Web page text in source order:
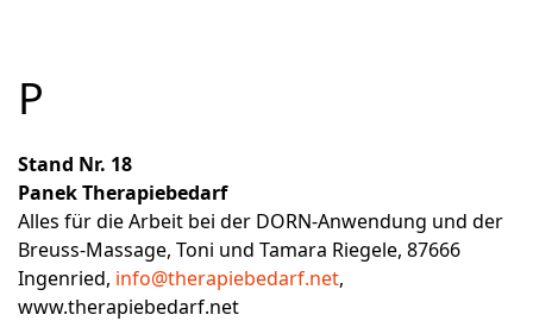
P
Stand Nr. 18
Panek Therapiebedarf
Alles für die Arbeit bei der DORN-Anwendung und der
Breuss-Massage, Toni und Tamara Riegele, 87666
Ingenried, info@therapiebedarf.net,
www.therapiebedarf.net